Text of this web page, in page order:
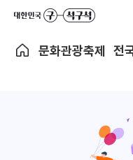
문화관광축제 전